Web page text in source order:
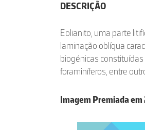
DESCRIÇÃO
Eolianito, uma parte
laminação oblíqua
biogénicas
foraminíferos, entre
Imagem Premiada